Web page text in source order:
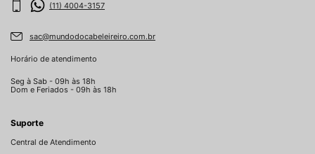
(11) 4004-3157
sac@mundodocabeleireiro.com.br
Horário de atendimento
Seg à Sab - 09h às 18h
Dom e Feriados - 09h às 18h
Suporte
Central de Atendimento